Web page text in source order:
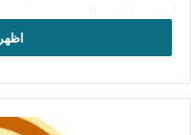
وغيرها، إضافة إلى
برامج تلفزة ورياضة وموسيقى
تشغيل قائمة تشغيل تضم
تستطيع عرض تلك الملفات من
أنه يتيح لك إمكانية تحويل